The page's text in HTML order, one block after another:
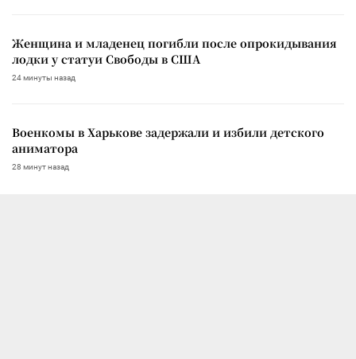
Женщина и младенец погибли после опрокидывания
лодки у статуи Свободы в США
24 минуты назад
Военкомы в Харькове задержали и избили детского
аниматора
28 минут назад